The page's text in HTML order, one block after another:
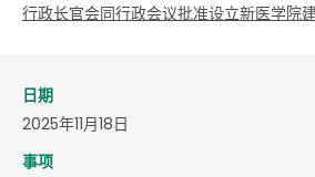
行政长官会同行政会议批准设立新医学院
日期
2025年11月18日
事项